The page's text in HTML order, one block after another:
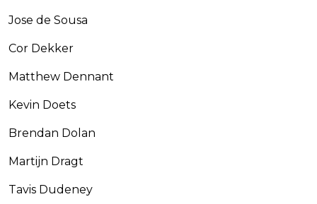
Jose de Sousa
Cor Dekker
Matthew Dennant
Kevin Doets
Brendan Dolan
Martijn Dragt
Tavis Dudeney